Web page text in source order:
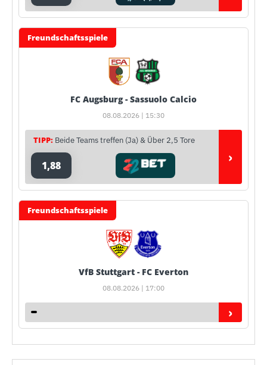
Freundschaftsspiele
FC Augsburg - Sassuolo Calcio
08.08.2026 | 15:30
TIPP: Beide Teams treffen (Ja) & Über 2,5 Tore
1,88 ›
Freundschaftsspiele
VfB Stuttgart - FC Everton
08.08.2026 | 17:00
›